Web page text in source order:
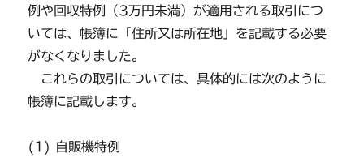
例や回収特例（3万円未満）が適用される取引につ
いては、帳簿に「住所又は所在地」を記載する必要
がなくなりました。
これらの取引については、具体的には次のように
帳簿に記載します。
(1) 自販機特例